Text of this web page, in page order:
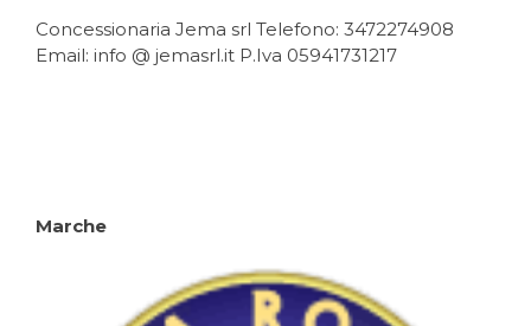
articoli
Concessionaria Jema srl Telefono: 3472274908
Email: info @ jemasrl.it P.Iva 05941731217
Marche